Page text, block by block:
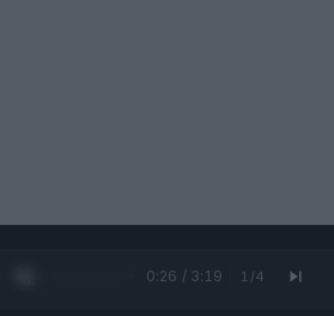
0:27 / 3:19 1 /4